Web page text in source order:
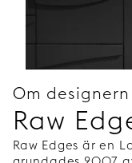
Om designern
Raw
Raw Edges är en